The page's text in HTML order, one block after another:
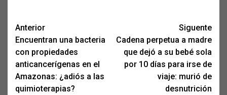
Post
navigation
Anterior
Encuentran una bacteria
con propiedades
anticancerígenas en el
Amazonas: ¿adiós a las
quimioterapias?
Siguente
Cadena perpetua a madre
que dejó a su bebé sola
por 10 días para irse de
viaje: murió de
desnutrición